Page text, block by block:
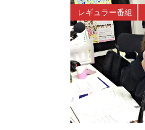
レギュラー番組